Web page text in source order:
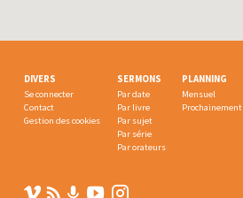
DIVERS
Se connecter
Contact
Gestion des cookies
SERMONS
Par date
Par livre
Par sujet
Par série
Par orateurs
PLANNING
Mensuel
Prochainement